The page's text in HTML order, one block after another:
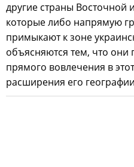
другие страны Восточной
которые либо напрямую
примыкают к зоне
объясняются тем, что они
прямого вовлечения в
расширения его